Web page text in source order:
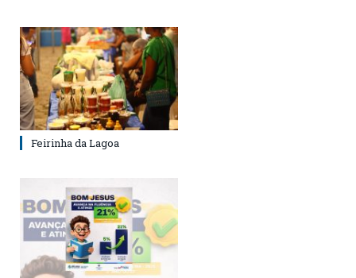
Feirinha da Lagoa